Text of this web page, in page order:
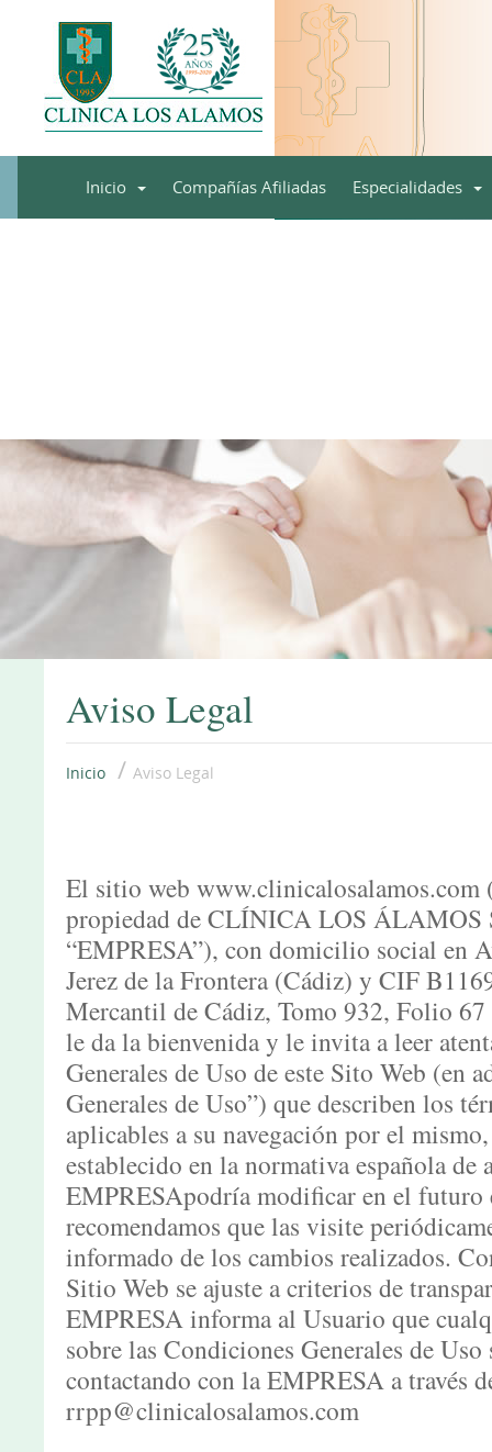
Inicio Compañías Afiliadas Especialidades
Aviso Legal
Inicio / Aviso Legal
El sitio web www.clinicalosalamos.com
propiedad de CLÍNICA LOS ÁLAMOS
“EMPRESA”), con domicilio social en
Jerez de la Frontera (Cádiz) y CIF
Mercantil de Cádiz, Tomo 932, Folio
le da la bienvenida y le invita a leer
Generales de Uso de este Sito Web (en
Generales de Uso”) que describen los
aplicables a su navegación por el
establecido en la normativa española
EMPRESApodría modificar en el futuro
recomendamos que las visite
informado de los cambios realizados.
Sitio Web se ajuste a criterios de
EMPRESA informa al Usuario que
sobre las Condiciones Generales de
contactando con la EMPRESA a través
rrpp@clinicalosalamos.com